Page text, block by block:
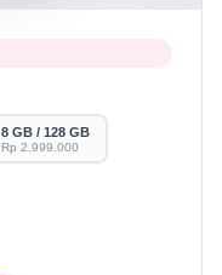
8 GB / 128 GB
Rp 2.999.000